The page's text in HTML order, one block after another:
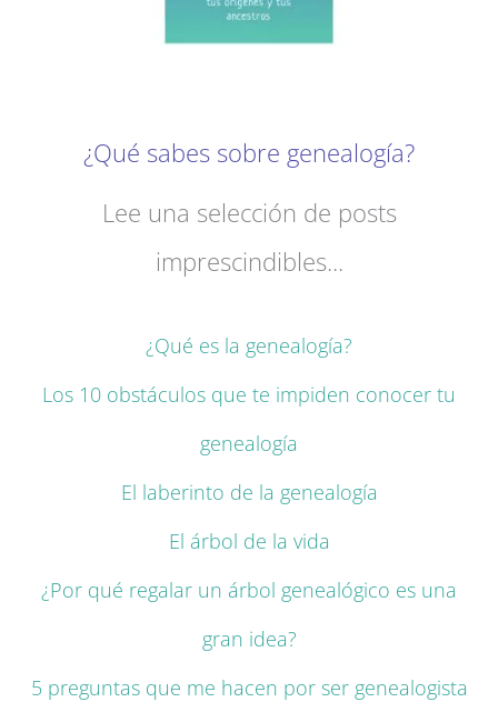
¿Qué sabes sobre genealogía?
Lee una selección de posts
imprescindibles...
¿Qué es la genealogía?
Los 10 obstáculos que te impiden conocer tu
genealogía
El laberinto de la genealogía
El árbol de la vida
¿Por qué regalar un árbol genealógico es una
gran idea?
5 preguntas que me hacen por ser genealogista